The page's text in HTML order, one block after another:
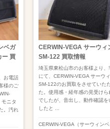
ベガ
ー 買
お電話
様のご
ニタ
。汚れ
CERWIN-VEGA サーウィ
SM-122 買取情報
埼玉県東松山市のお客様より、
にて、CERWIN-VEGA サーウ
SM-122のお買取をさせていた
た。使用感・経年感の見受けら
でしたが、音出し、動作確認を
したと ...
CERWIN-VEGA（サーウィンベ